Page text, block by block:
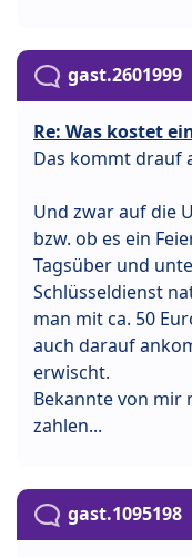
gast.2601999
Re: Was kostet
Das kommt drauf
Und zwar auf die
bzw. ob es ein
Tagsüber und
Schlüsseldienst
man mit ca. 50
auch darauf
erwischt.
Bekannte von mir
zahlen...
gast.1095198